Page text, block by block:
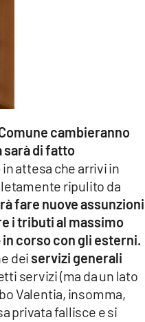
cambieranno
sarà di fatto
in attesa che arrivi in
ripulito da
fare nuove assunzioni
i tributi al massimo
in corso con gli esterni.
dei servizi generali
servizi (ma da un lato
Valentia, insomma,
privata fallisce e si